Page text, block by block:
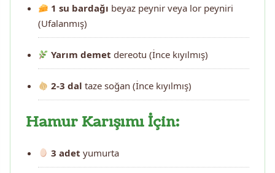
1 su bardağı beyaz peynir veya lor peyniri
(Ufalanmış)
Yarım demet dereotu (İnce kıyılmış)
2-3 dal taze soğan (İnce kıyılmış)
Hamur Karışımı İçin:
3 adet yumurta